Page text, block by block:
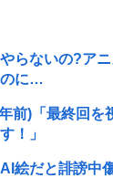
らないの?ア
のに…
前)「最終回を
！」
絵だと誹謗中